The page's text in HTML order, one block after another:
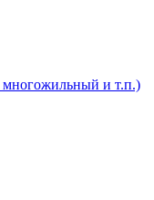
многожильный и т.п.)